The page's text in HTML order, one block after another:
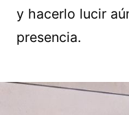
y hacerlo lucir
presencia.